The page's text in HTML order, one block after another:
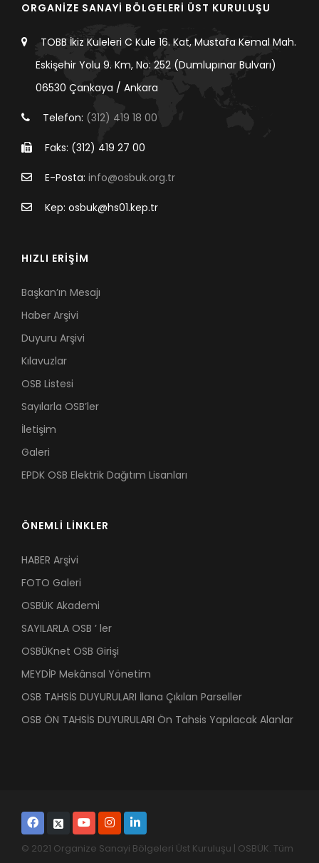
ORGANİZE SANAYİ BÖLGELERİ ÜST KURULUŞU
TOBB İkiz Kuleleri C Kule 16. Kat, Mustafa Kemal Mah.
Eskişehir Yolu 9. Km, No: 252 (Dumlupınar Bulvarı)
06530 Çankaya / Ankara
Telefon: (312) 419 18 00
Faks: (312) 419 27 00
E-Posta: info@osbuk.org.tr
Kep: osbuk@hs01.kep.tr
HIZLI ERİŞİM
Başkan’ın Mesajı
Haber Arşivi
Duyuru Arşivi
Kılavuzlar
OSB Listesi
Sayılarla OSB’ler
İletişim
Galeri
EPDK OSB Elektrik Dağıtım Lisanları
ÖNEMLİ LİNKLER
HABER Arşivi
FOTO Galeri
OSBÜK Akademi
SAYILARLA OSB ’ ler
OSBÜKnet OSB Girişi
MEYDİP Mekânsal Yönetim
OSB TAHSİS DUYURULARI İlana Çıkılan Parseller
OSB ÖN TAHSİS DUYURULARI Ön Tahsis Yapılacak Alanlar
© 2021 Organize Sanayi Bölgeleri Üst Kuruluşu | OSBÜK. Tüm